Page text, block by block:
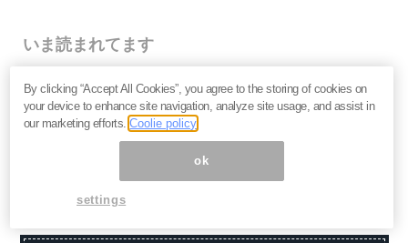
いま読まれてます
株価乱高下「アドバンテスト」は買いか？AI特需の行方
と投資リスクを解説＝江口裕臣
株価下落「三菱重工」今が買い？長期投資家が見るべ
き“防衛だけじゃない”強さと投資リスク＝栫井駿介
優待新設「大黒屋HD」は買いか？仕手株説をどう見る
By clicking “Accept All Cookies”, you agree to the storing of cookies on
your device to enhance site navigation, analyze site usage, and assist in
our marketing efforts.Coolie policy
ok
settings